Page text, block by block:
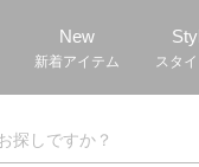
New
新着アイテム スタ